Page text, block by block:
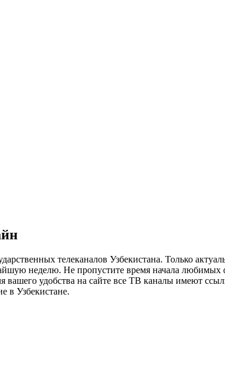
телеканалов Узбекистана. Только
неделю. Не пропустите время начала
удобства на сайте все ТВ каналы имеют
в Узбекистане.